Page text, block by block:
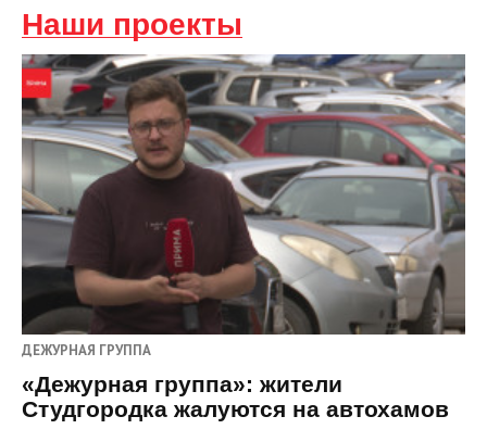
Наши проекты
ДЕЖУРНАЯ ГРУППА
«Дежурная группа»: жители
Студгородка жалуются на автохамов